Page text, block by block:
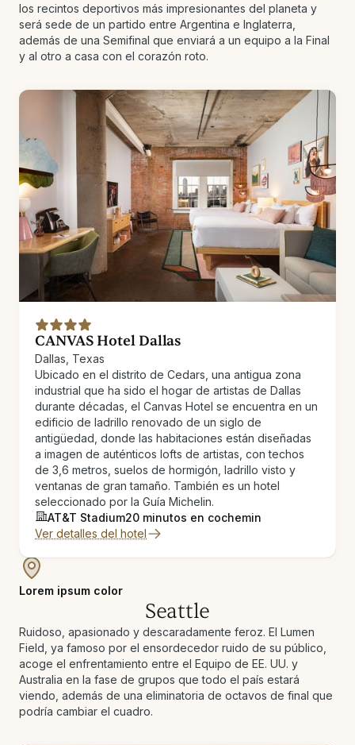
CANVAS Hotel Dallas
Dallas, Texas
Ubicado en el distrito de Cedars, una antigua zona
industrial que ha sido el hogar de artistas de Dallas
durante décadas, el Canvas Hotel se encuentra en un
edificio de ladrillo renovado de un siglo de
antigüedad, donde las habitaciones están diseñadas
a imagen de auténticos lofts de artistas, con techos
de 3,6 metros, suelos de hormigón, ladrillo visto y
ventanas de gran tamaño. También es un hotel
seleccionado por la Guía Michelin.
AT&T Stadium20 minutos en cochemin
Ver detalles del hotel
los recintos deportivos más impresionantes del planeta y
será sede de un partido entre Argentina e Inglaterra,
además de una Semifinal que enviará a un equipo a la Final
y al otro a casa con el corazón roto.
Lorem ipsum color
Seattle
Ruidoso, apasionado y descaradamente feroz. El Lumen
Field, ya famoso por el ensordecedor ruido de su público,
acoge el enfrentamiento entre el Equipo de EE. UU. y
Australia en la fase de grupos que todo el país estará
viendo, además de una eliminatoria de octavos de final que
podría cambiar el cuadro.